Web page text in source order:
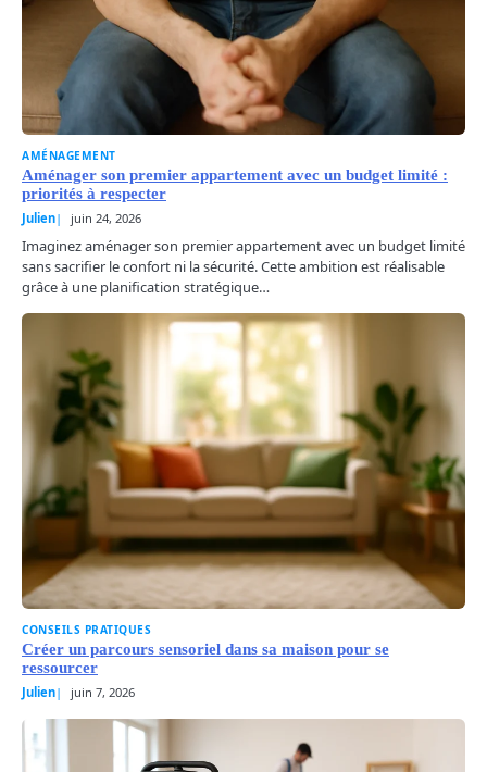
AMÉNAGEMENT
Aménager son premier appartement avec un budget limité :
priorités à respecter
Julien juin 24, 2026
Imaginez aménager son premier appartement avec un budget limité
sans sacrifier le confort ni la sécurité. Cette ambition est réalisable
grâce à une planification stratégique…
CONSEILS PRATIQUES
Créer un parcours sensoriel dans sa maison pour se
ressourcer
Julien juin 7, 2026